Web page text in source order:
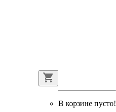
В корзине пусто!